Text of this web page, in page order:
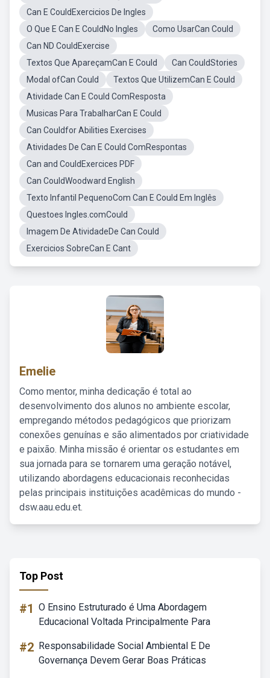
Can E CouldExercicios De Ingles
O Que E Can E CouldNo Ingles
Como UsarCan Could
Can ND CouldExercise
Textos Que ApareçamCan E Could
Can CouldStories
Modal ofCan Could
Textos Que UtilizemCan E Could
Atividade Can E Could ComResposta
Musicas Para TrabalharCan E Could
Can Couldfor Abilities Exercises
Atividades De Can E Could ComRespontas
Can and CouldExercices PDF
Can CouldWoodward English
Texto Infantil PequenoCom Can E Could Em Inglês
Questoes Ingles.comCould
Imagem De AtividadeDe Can Could
Exercicios SobreCan E Cant
Emelie
Como mentor, minha dedicação é total ao
desenvolvimento dos alunos no ambiente escolar,
empregando métodos pedagógicos que priorizam
conexões genuínas e são alimentados por criatividade
e paixão. Minha missão é orientar os estudantes em
sua jornada para se tornarem uma geração notável,
utilizando abordagens educacionais reconhecidas
pelas principais instituições acadêmicas do mundo -
dsw.aau.edu.et.
Top Post
#1 O Ensino Estruturado é Uma Abordagem
Educacional Voltada Principalmente Para
#2 Responsabilidade Social Ambiental E De
Governança Devem Gerar Boas Práticas